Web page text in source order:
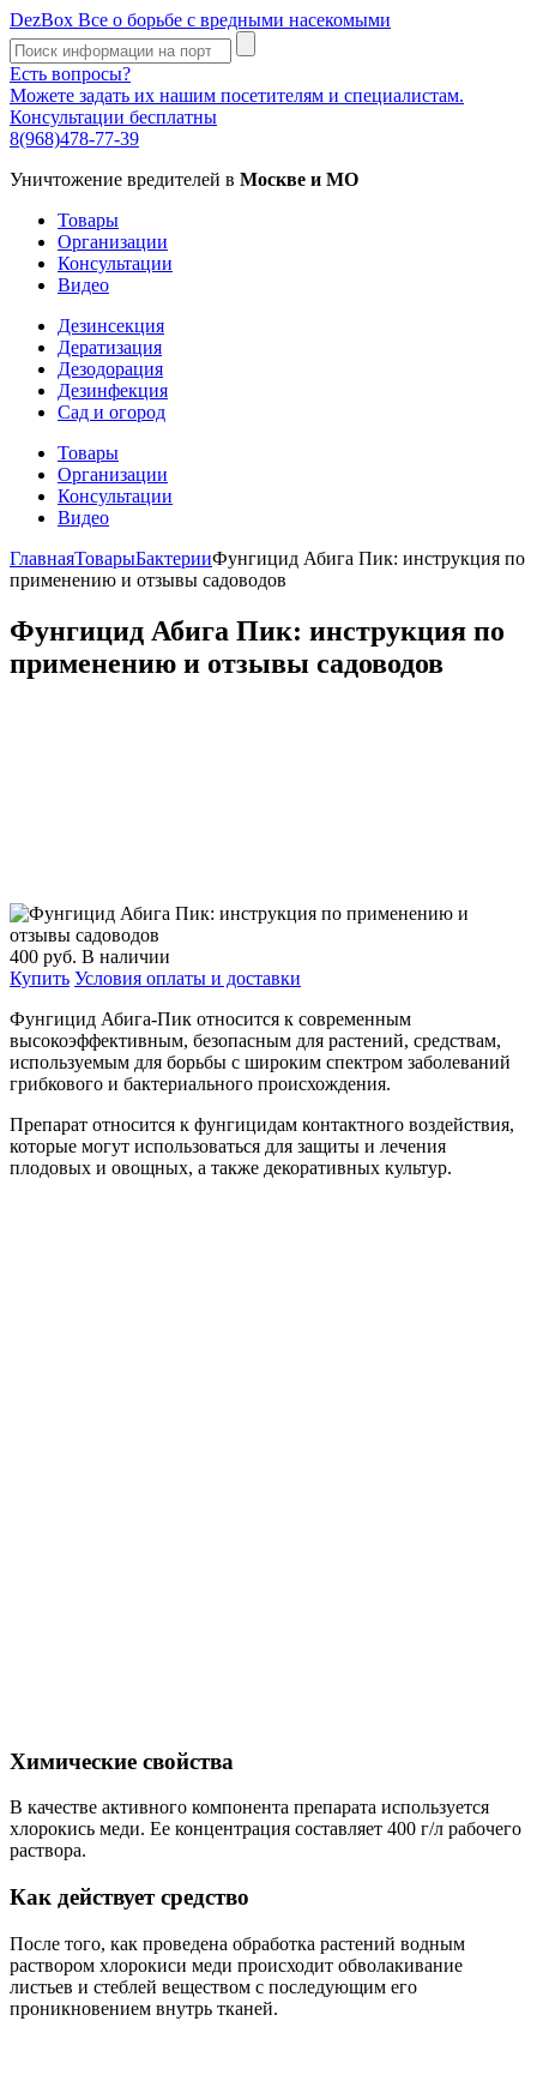
DezBox Все о борьбе с вредными насекомыми
Есть вопросы?
Можете задать их нашим посетителям и специалистам.
Консультации бесплатны
8(968)478-77-39
Уничтожение вредителей в Москве и МО
Товары
Организации
Консультации
Видео
Дезинсекция
Дератизация
Дезодорация
Дезинфекция
Сад и огород
Товары
Организации
Консультации
Видео
ГлавнаяТоварыБактерииФунгицид Абига Пик: инструкция по
применению и отзывы садоводов
Фунгицид Абига Пик: инструкция по
применению и отзывы садоводов
400 руб. В наличии
Купить Условия оплаты и доставки
Фунгицид Абига-Пик относится к современным
высокоэффективным, безопасным для растений, средствам,
используемым для борьбы с широким спектром заболеваний
грибкового и бактериального происхождения.
Препарат относится к фунгицидам контактного воздействия,
которые могут использоваться для защиты и лечения
плодовых и овощных, а также декоративных культур.
Химические свойства
В качестве активного компонента препарата используется
хлорокись меди. Ее концентрация составляет 400 г/л рабочего
раствора.
Как действует средство
После того, как проведена обработка растений водным
раствором хлорокиси меди происходит обволакивание
листьев и стеблей веществом с последующим его
проникновением внутрь тканей.